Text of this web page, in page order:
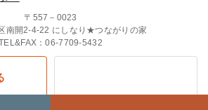
〒557－0023
南開2-4-22 にしなり★つながりの家
：06-7709-5432